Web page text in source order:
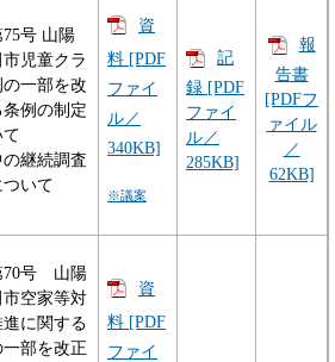
号 山陽
児童クラ
の一部を改
条例の制定
て
の継続調査
いて
資
料 [PDF
ファイ
ル／
340KB]
※議案
記
録 [PDF
ファイ
ル／
285KB]
報
告書
[PDFフ
ァイル
／
62KB]
70号 山陽
空家等対
に関する
部を改正
資
料 [PDF
ファイ